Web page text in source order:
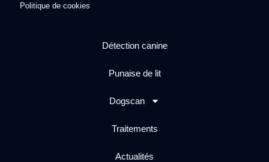
Politique de cookies
Détection canine
Punaise de lit
Dogscan
Traitements
Actualités